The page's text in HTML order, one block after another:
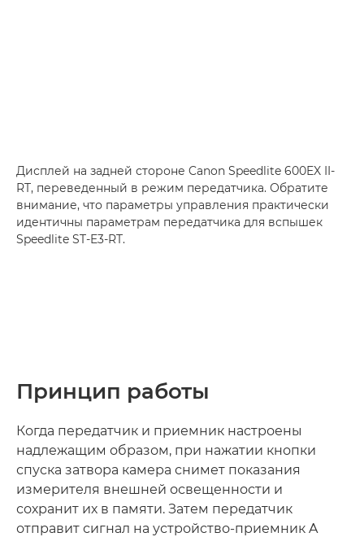
Дисплей на задней стороне Canon Speedlite 600EX II-
RT, переведенный в режим передатчика. Обратите
внимание, что параметры управления практически
идентичны параметрам передатчика для вспышек
Speedlite ST-E3-RT.
Принцип работы
Когда передатчик и приемник настроены
надлежащим образом, при нажатии кнопки
спуска затвора камера снимет показания
измерителя внешней освещенности и
сохранит их в памяти. Затем передатчик
отправит сигнал на устройство-приемник A